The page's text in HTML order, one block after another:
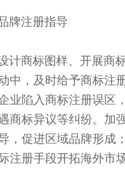
牌注册指导
计商标图样、开展商
中，及时给予商标注
业陷入商标注册误区
商标异议等纠纷。加
，促进区域品牌形成
注册手段开拓海外市场